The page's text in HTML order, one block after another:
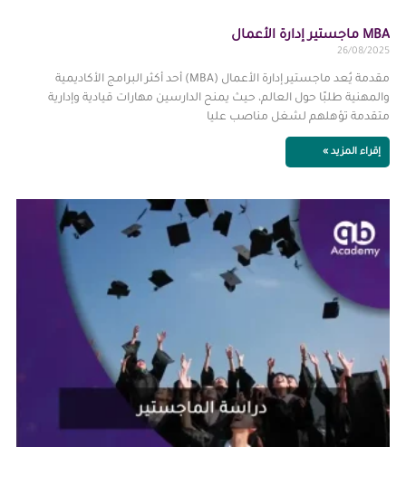
MBA ماجستير إدارة الأعمال
26/08/2025
مقدمة يُعد ماجستير إدارة الأعمال (MBA) أحد أكثر البرامج الأكاديمية
والمهنية طلبًا حول العالم، حيث يمنح الدارسين مهارات قيادية وإدارية
متقدمة تؤهلهم لشغل مناصب عليا
إقراء المزيد »